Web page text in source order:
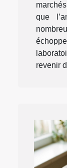
que
revenir